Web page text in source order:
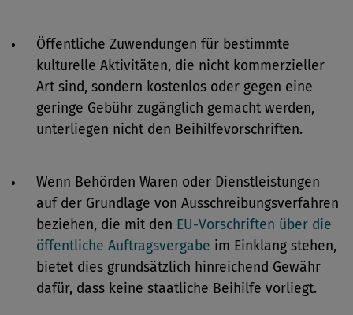
Öffentliche Zuwendungen für bestimmte
kulturelle Aktivitäten, die nicht kommerzieller
Art sind, sondern kostenlos oder gegen eine
geringe Gebühr zugänglich gemacht werden,
unterliegen nicht den Beihilfevorschriften.
Wenn Behörden Waren oder Dienstleistungen
auf der Grundlage von Ausschreibungsverfahren
beziehen, die mit den EU-Vorschriften über die
öffentliche Auftragsvergabe im Einklang stehen,
bietet dies grundsätzlich hinreichend Gewähr
dafür, dass keine staatliche Beihilfe vorliegt.